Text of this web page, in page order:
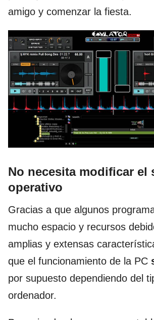
amigo y comenzar la fiesta.
No necesita modificar el
operativo
Gracias a que algunos
mucho espacio y recursos
amplias y extensas
que el funcionamiento de la PC
por supuesto dependiendo del
ordenador.